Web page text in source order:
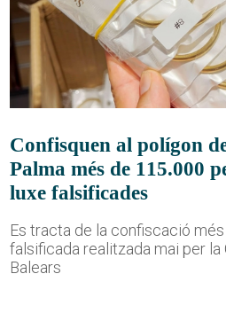
Confisquen al polígon
Palma més de 115.000
luxe falsificades
Es tracta de la confiscació
falsificada realitzada mai per la
Balears